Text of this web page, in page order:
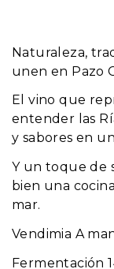
Naturaleza,
unen en Pazo
El vino que
entender las
y sabores en
Y un toque de
bien una
mar.
Vendimia A
Fermentación